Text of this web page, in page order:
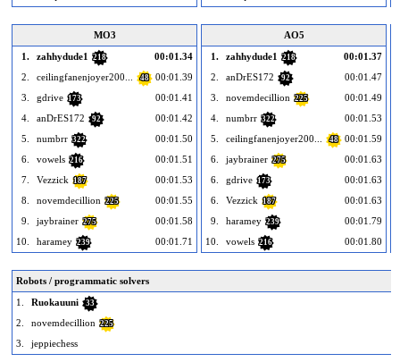
MO3
1.
zahhydude1 218
00:01.34
2.
ceilingfanenjoyer200... 48
00:01.39
3.
gdrive 173
00:01.41
4.
anDrES172 92
00:01.42
5.
numbrr 322
00:01.50
6.
vowels 216
00:01.51
7.
Vezzick 187
00:01.53
8.
novemdecillion 225
00:01.55
9.
jaybrainer 275
00:01.58
10.
haramey 239 00:01.71
AO5
1.
zahhydude1 218
00:01.37
2.
anDrES172 92
00:01.47
3.
novemdecillion 225
00:01.49
4.
numbrr 322
00:01.53
5.
ceilingfanenjoyer200... 48
00:01.59
6.
jaybrainer 275
00:01.63
6.
gdrive 173
00:01.63
6.
Vezzick 187
00:01.63
9.
haramey 239
00:01.79
10.
vowels 216 00:01.80
Robots / programmatic solvers
1.
Ruokauuni 33
2. novemdecillion 225
3. jeppiechess